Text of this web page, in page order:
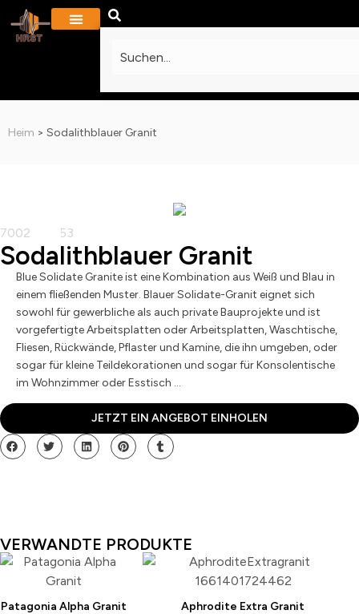
Heim > Sodalithblauer Granit
Sodalithblauer Granit
Blue Solidate Granite ist eine Kombination aus Weiß und Blau in
einem fließenden Muster. Blauer Solidate-Granit eignet sich
sowohl für gewerbliche als auch private Bauprojekte und ist
vorgefertigte Arbeitsplatten oder Arbeitsplatten, Waschtische,
Fliesen, Rückwände, Pflaster und Kamine, die ihn umgeben, oder
sogar für kleine Teildekorationen und sogar für Konsolentische
im Wohnzimmer oder Esstisch …
JETZT EIN ANGEBOT EINHOLEN
VERWANDTE PRODUKTE
Patagonia Alpha Granit Aphrodite Extra Granit